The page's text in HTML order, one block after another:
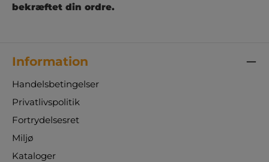
bekræftet din ordre.
Information
Handelsbetingelser
Privatlivspolitik
Fortrydelsesret
Miljø
Kataloger